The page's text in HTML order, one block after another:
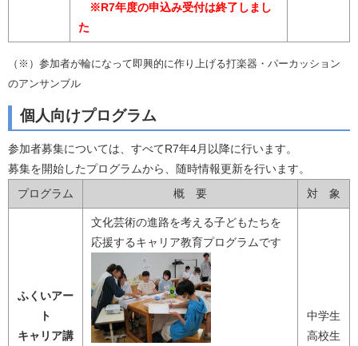
※R7年度の申込み受付は終了しまし
た
（※）参加者が輪になって即興的に作り上げる打楽器・パーカッション
のアンサンブル
個人向けプログラム
参加者募集については、すべてR7年4月以降に行います。
募集を開始したプログラムから、随時情報更新を行います。
プログラム
概 要 対 象
ふくいアー
ト
キャリア講
文化芸術の進路を考える子どもたちを
応援するキャリア教育プログラムです
中学生
高校生